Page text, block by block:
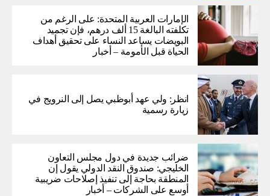
الإمارات العربية المتحدة: على الرغم من
تكلفته البالغة 15 ألف درهم، فإن تجميد
البويضات يساعد النساء على تحقيق أهداف
الحياة قبل الأمومة – أخبار
انظر: ولي عهد أبوظبي يصل إلى النرويج في
زيارة رسمية
ضرائب جديدة في دول مجلس التعاون
الخليجي: صندوق النقد الدولي يقول إن
المنطقة بحاجة إلى تنفيذ إصلاحات ضريبية
أوسع على الشركات – أخبار